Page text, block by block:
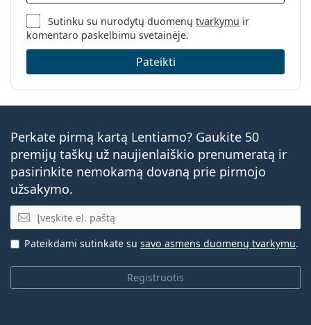
Sutinku su nurodytų duomenųtvarkymu ir
komentaro paskelbimu svetainėje.
Pateikti
Perkate pirmą kartą Lentiamo? Gaukite 50
premijų taškų už naujienlaiškio prenumeratą ir
pasirinkite nemokamą dovaną prie pirmojo
užsakymo.
El. pašto adresas
Registruotis
Pateikdami sutinkate su savo asmens duomenų tvarkymu.